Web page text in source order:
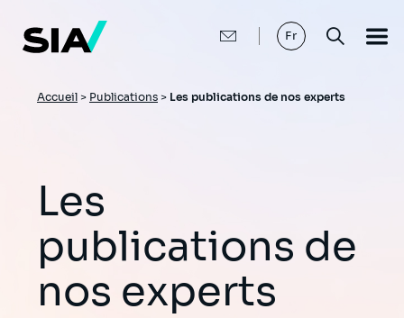
contenu
principal
Fr
Fil
Accueil > Publications > Les publications de nos experts
Les
publications de
nos experts